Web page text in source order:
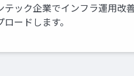
テック企業でインフラ運用改
ロードします。